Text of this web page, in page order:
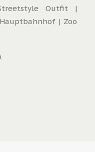
Outfit |
| Zoo